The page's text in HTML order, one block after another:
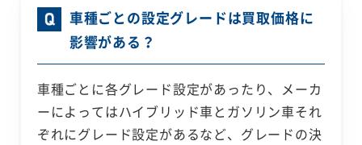
車種ごとの設定グレードは買取価格に
影響がある？
車種ごとに各グレード設定があったり、メーカ
ーによってはハイブリッド車とガソリン車それ
ぞれにグレード設定があるなど、グレードの決